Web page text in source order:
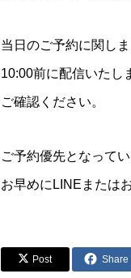
当日のご予約に関し
10:00前に配信いたし
ご確認ください。
ご予約優先となって
お早めにLINEまたは
Post Share